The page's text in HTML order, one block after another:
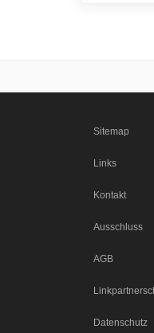
Sitemap
Links
Kontakt
Ausschluss
AGB
Datenschutz